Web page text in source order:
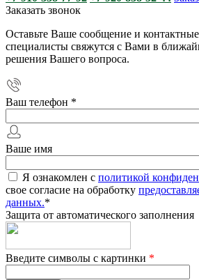
Заказать звонок
Оставьте Ваше сообщение и
специалисты свяжутся с Вами в
решения Вашего вопроса.
Ваш телефон *
Ваше имя
Я ознакомлен с политикой
свое согласие на обработку
данных.*
Защита от автоматического заполнения
Введите символы с картинки *